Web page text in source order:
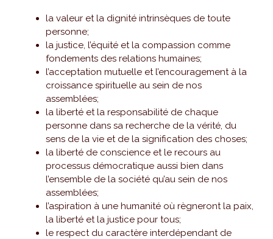
la valeur et la dignité intrinsèques de toute
personne;
la justice, l’équité et la compassion comme
fondements des relations humaines;
l’acceptation mutuelle et l’encouragement à la
croissance spirituelle au sein de nos
assemblées;
la liberté et la responsabilité de chaque
personne dans sa recherche de la vérité, du
sens de la vie et de la signification des choses;
la liberté de conscience et le recours au
processus démocratique aussi bien dans
l’ensemble de la société qu’au sein de nos
assemblées;
l’aspiration à une humanité où règneront la paix,
la liberté et la justice pour tous;
le respect du caractère interdépendant de